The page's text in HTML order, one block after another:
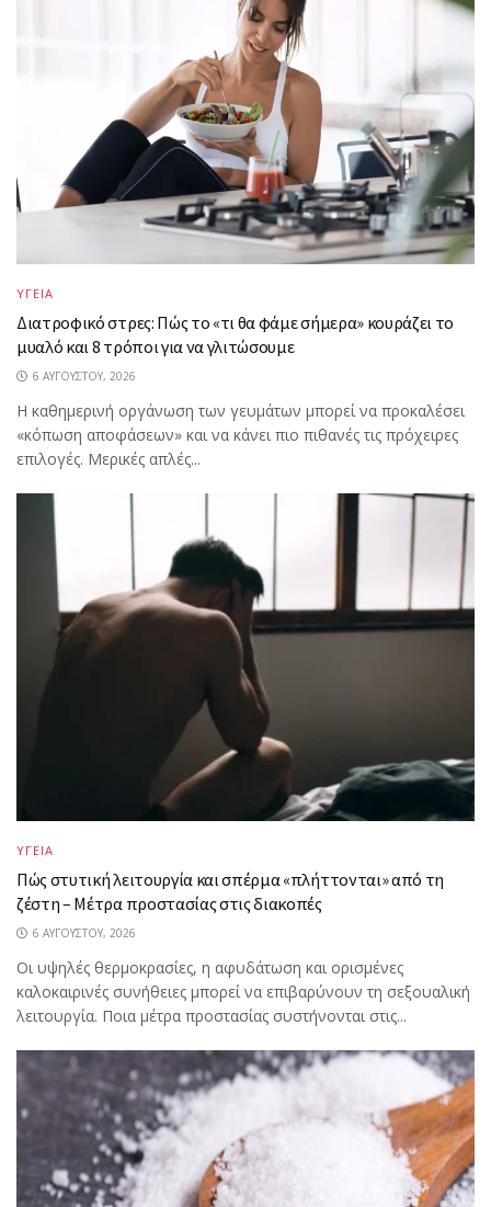
ΥΓΕΙΑ
Διατροφικό στρες: Πώς το «τι θα φάμε σήμερα» κουράζει το
μυαλό και 8 τρόποι για να γλιτώσουμε
6 ΑΥΓΟΎΣΤΟΥ, 2026
Η καθημερινή οργάνωση των γευμάτων μπορεί να προκαλέσει
«κόπωση αποφάσεων» και να κάνει πιο πιθανές τις πρόχειρες
επιλογές. Μερικές απλές...
ΥΓΕΙΑ
Πώς στυτική λειτουργία και σπέρμα «πλήττονται» από τη
ζέστη – Μέτρα προστασίας στις διακοπές
6 ΑΥΓΟΎΣΤΟΥ, 2026
Οι υψηλές θερμοκρασίες, η αφυδάτωση και ορισμένες
καλοκαιρινές συνήθειες μπορεί να επιβαρύνουν τη σεξουαλική
λειτουργία. Ποια μέτρα προστασίας συστήνονται στις...